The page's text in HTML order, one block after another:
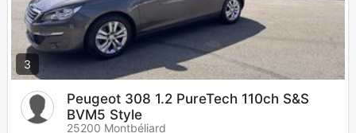
3
Peugeot 308 1.2 PureTech 110ch S&S
BVM5 Style
25200 Montbéliard